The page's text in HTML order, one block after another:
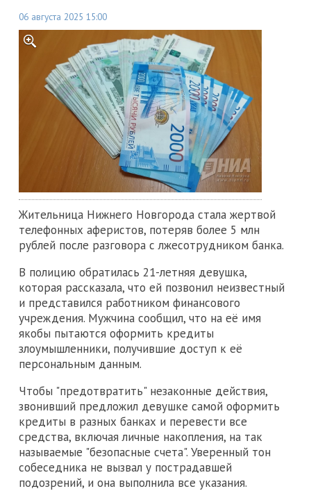
06 августа 2025 15:00
Жительница Нижнего Новгорода стала жертвой
телефонных аферистов, потеряв более 5 млн
рублей после разговора с лжесотрудником банка.
В полицию обратилась 21-летняя девушка,
которая рассказала, что ей позвонил неизвестный
и представился работником финансового
учреждения. Мужчина сообщил, что на её имя
якобы пытаются оформить кредиты
злоумышленники, получившие доступ к её
персональным данным.
Чтобы "предотвратить" незаконные действия,
звонивший предложил девушке самой оформить
кредиты в разных банках и перевести все
средства, включая личные накопления, на так
называемые "безопасные счета". Уверенный тон
собеседника не вызвал у пострадавшей
подозрений, и она выполнила все указания.